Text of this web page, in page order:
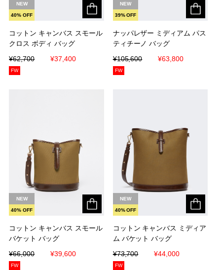
コットン キャンバス スモール
クロス ボディ バッグ
¥62,700
¥37,400
NEW
40% OFF
コットン キャンバス スモール
クロス ボディ バッグ
¥62,700
¥37,400
FW
ナッパレザー ミディアム パス
ティチーノ バッグ
¥105,600
¥63,800
NEW
39% OFF
ナッパレザー ミディアム パス
ティチーノ バッグ
¥105,600
¥63,800
FW
コットン キャンバス スモール
バケット バッグ
¥66,000
¥39,600
NEW
40% OFF
コットン キャンバス スモール
バケット バッグ
¥66,000
¥39,600
FW
コットン キャンバス ミディア
ム バケット バッグ
¥73,700
¥44,000
NEW
40% OFF
コットン キャンバス ミディア
ム バケット バッグ
¥73,700
¥44,000
FW